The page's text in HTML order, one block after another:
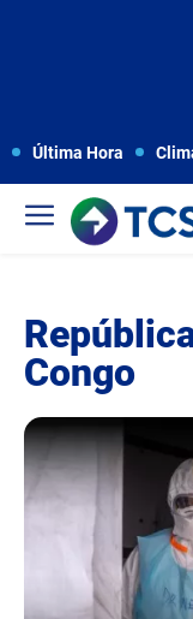
Última Hora
Congo